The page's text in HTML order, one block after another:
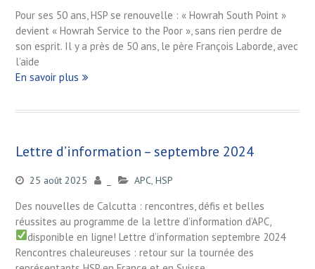
Pour ses 50 ans, HSP se renouvelle : « Howrah South Point »
devient « Howrah Service to the Poor », sans rien perdre de
son esprit. Il y a près de 50 ans, le père François Laborde, avec
l’aide
En savoir plus
Lettre d’information – septembre 2024
25 août 2025 APC, HSP
Des nouvelles de Calcutta : rencontres, défis et belles
réussites au programme de la lettre d’information d’APC,
disponible en ligne! Lettre d’information septembre 2024
Rencontres chaleureuses : retour sur la tournée des